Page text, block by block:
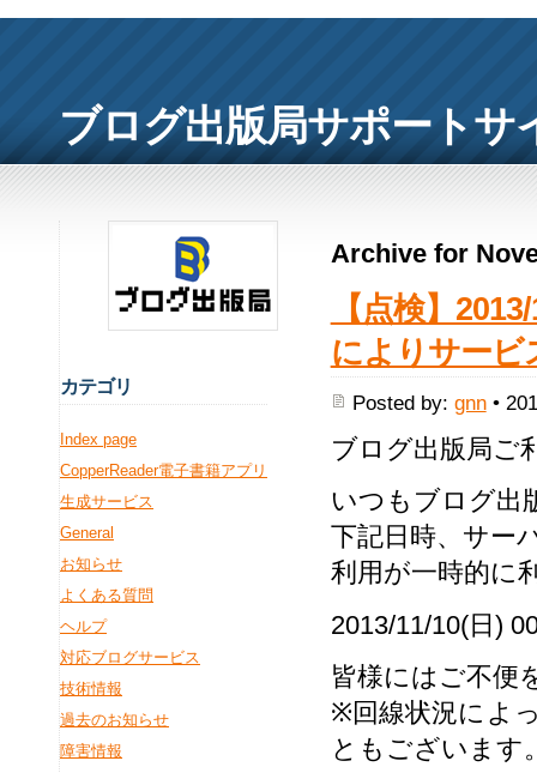
ブログ出版局サポートサ
Archive for
【点検】
によりサービ
Posted by: gnn•
ブログ出版局ご
いつもブログ出
下記日時、サー
利用が一時的に
2013/11/10(日)
皆様にはご不便
※回線状況によ
ともございます
カテゴリ
Index page
CopperReader電子書籍アプリ
生成サービス
General
お知らせ
よくある質問
ヘルプ
対応ブログサービス
技術情報
過去のお知らせ
障害情報